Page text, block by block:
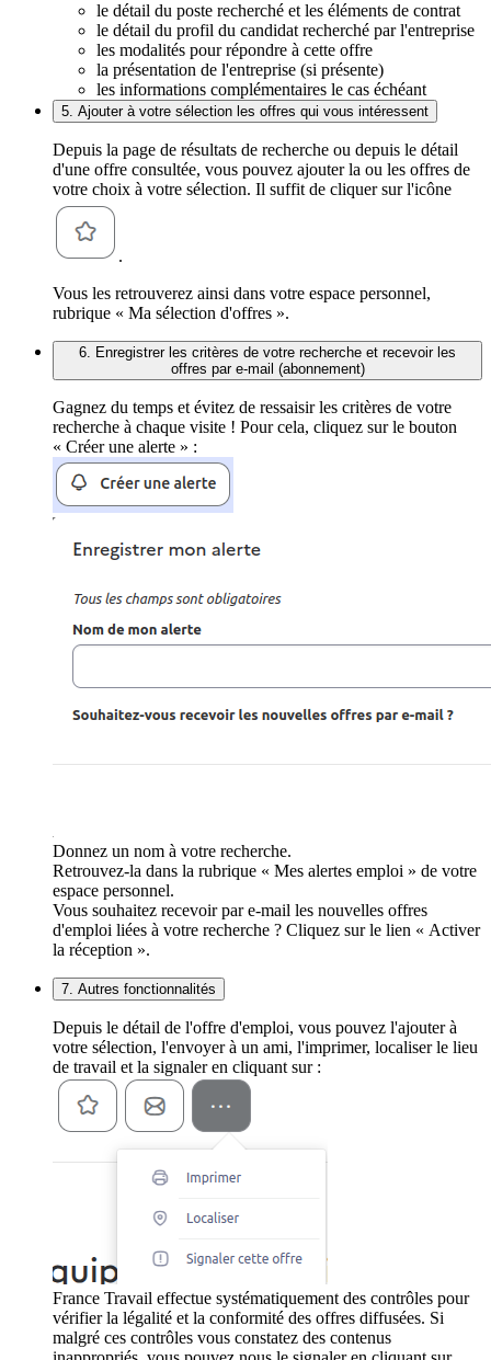
le détail du poste recherché et les éléments de contrat
le détail du profil du candidat recherché par l'entreprise
les modalités pour répondre à cette offre
la présentation de l'entreprise (si présente)
les informations complémentaires le cas échéant
5. Ajouter à votre sélection les offres qui vous intéressent
Depuis la page de résultats de recherche ou depuis le détail
d'une offre consultée, vous pouvez ajouter la ou les offres de
votre choix à votre sélection. Il suffit de cliquer sur l'icône
.
Vous les retrouverez ainsi dans votre espace personnel,
rubrique « Ma sélection d'offres ».
6. Enregistrer les critères de votre recherche et recevoir les
offres par e-mail (abonnement)
Gagnez du temps et évitez de ressaisir les critères de votre
recherche à chaque visite ! Pour cela, cliquez sur le bouton
« Créer une alerte » :
Donnez un nom à votre recherche.
Retrouvez-la dans la rubrique « Mes alertes emploi » de votre
espace personnel.
Vous souhaitez recevoir par e-mail les nouvelles offres
d'emploi liées à votre recherche ? Cliquez sur le lien « Activer
la réception ».
7. Autres fonctionnalités
Depuis le détail de l'offre d'emploi, vous pouvez l'ajouter à
votre sélection, l'envoyer à un ami, l'imprimer, localiser le lieu
de travail et la signaler en cliquant sur :
France Travail effectue systématiquement des contrôles pour
vérifier la légalité et la conformité des offres diffusées. Si
malgré ces contrôles vous constatez des contenus